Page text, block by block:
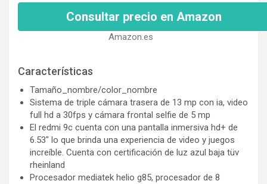
Consultar precio en Amazon
Amazon.es
Características
Tamaño_nombre/color_nombre
Sistema de triple cámara trasera de 13 mp con ia, video
full hd a 30fps y cámara frontal selfie de 5 mp
El redmi 9c cuenta con una pantalla inmersiva hd+ de
6.53" lo que brinda una experiencia de video y juegos
increíble. Cuenta con certificación de luz azul baja tüv
rheinland
Procesador mediatek helio g85, procesador de 8